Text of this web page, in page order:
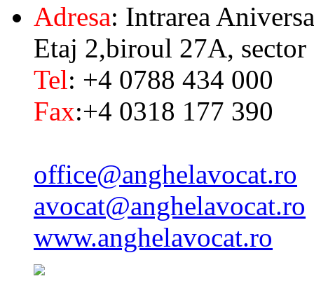
Adresa: Intrarea
Etaj 2,biroul 27A, sector
Tel: +4 0788 434 000
Fax:+4 0318 177 390
office@anghelavocat.ro
avocat@anghelavocat.ro
www.anghelavocat.ro